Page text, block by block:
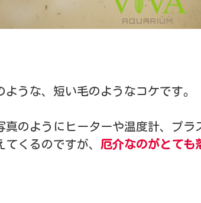
ような、短い毛のようなコケです。
真のようにヒーターや温度計、プ
てくるのですが、 厄介なのがとても